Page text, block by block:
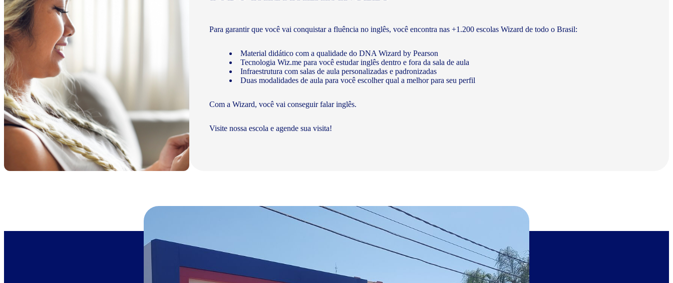
Para garantir que você vai conquistar a fluência no inglês, você encontra nas +1.200 escolas Wizard de todo o Brasil:
Material didático com a qualidade do DNA Wizard by Pearson
Tecnologia Wiz.me para você estudar inglês dentro e fora da sala de aula
Infraestrutura com salas de aula personalizadas e padronizadas
Duas modalidades de aula para você escolher qual a melhor para seu perfil
Com a Wizard, você vai conseguir falar inglês.
Visite nossa escola e agende sua visita!